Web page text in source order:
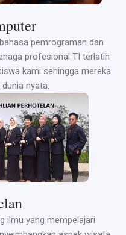
pemrograman dan
profesional TI terlatih
kami sehingga mereka
nyata.
ilmu yang mempelajari